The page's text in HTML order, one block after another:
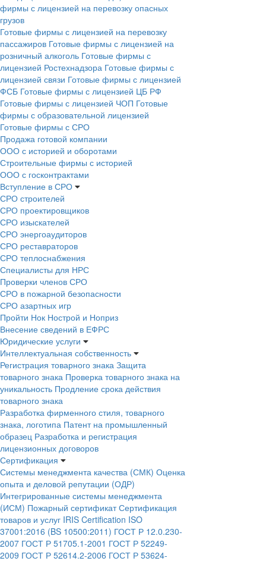
фирмы с лицензией на перевозку опасных
грузов
Готовые фирмы с лицензией на перевозку
пассажиров Готовые фирмы с лицензией на
розничный алкоголь Готовые фирмы с
лицензией Ростехнадзора Готовые фирмы с
лицензией связи Готовые фирмы с лицензией
ФСБ Готовые фирмы с лицензией ЦБ РФ
Готовые фирмы с лицензией ЧОП Готовые
фирмы с образовательной лицензией
Готовые фирмы с СРО
Продажа готовой компании
ООО с историей и оборотами
Строительные фирмы с историей
ООО с госконтрактами
Вступление в СРО
СРО строителей
СРО проектировщиков
СРО изыскателей
СРО энергоаудиторов
СРО реставраторов
СРО теплоснабжения
Специалисты для НРС
Проверки членов СРО
СРО в пожарной безопасности
СРО азартных игр
Пройти Нок Нострой и Ноприз
Внесение сведений в ЕФРС
Юридические услуги
Интеллектуальная собственность
Регистрация товарного знака Защита
товарного знака Проверка товарного знака на
уникальность Продление срока действия
товарного знака
Разработка фирменного стиля, товарного
знака, логотипа Патент на промышленный
образец Разработка и регистрация
лицензионных договоров
Сертификация
Системы менеджмента качества (СМК) Оценка
опыта и деловой репутации (ОДР)
Интегрированные системы менеджмента
(ИСМ) Пожарный сертификат Сертификация
товаров и услуг IRIS Certification ISO
37001:2016 (BS 10500:2011) ГОСТ Р 12.0.230-
2007 ГОСТ Р 51705.1-2001 ГОСТ Р 52249-
2009 ГОСТ Р 52614.2-2006 ГОСТ Р 53624-